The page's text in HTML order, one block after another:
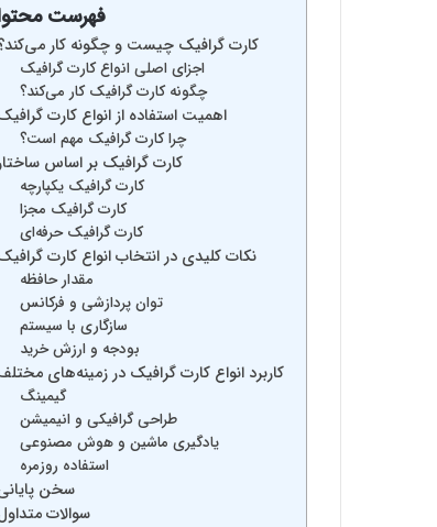
فهرست
کارت گرافیک چیست و چگونه کار
اجزای اصلی انواع کارت گرافیک
چگونه کارت گرافیک کار می‌کند؟
اهمیت استفاده از انواع کارت
چرا کارت گرافیک مهم است؟
کارت گرافیک بر اساس
کارت گرافیک یکپارچه
کارت گرافیک مجزا
کارت گرافیک حرفه‌ای
نکات کلیدی در انتخاب انواع کارت
مقدار حافظه
توان پردازشی و فرکانس
سازگاری با سیستم
بودجه و ارزش خرید
کاربرد انواع کارت گرافیک در زمینه‌های
گیمینگ
طراحی گرافیکی و انیمیشن
یادگیری ماشین و هوش مصنوعی
استفاده روزمره
سخن
سوالات